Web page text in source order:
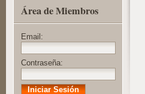
Área de Miembros
Email:
Contraseña: